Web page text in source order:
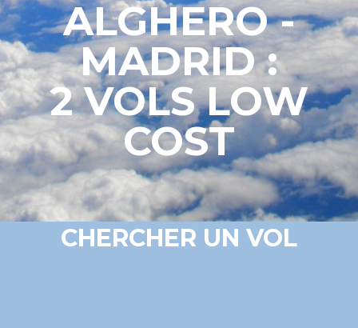
ALGHERO -
MADRID :
2 VOLS LOW
COST
CHERCHER UN VOL